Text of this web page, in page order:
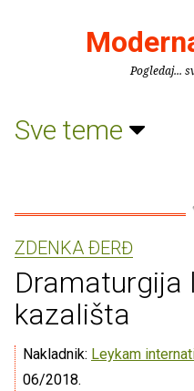
Pogledaj...
Sve teme
ZDENKA ÐERĐ
Dramaturgija
kazališta
Nakladnik: Leykam
06/2018.